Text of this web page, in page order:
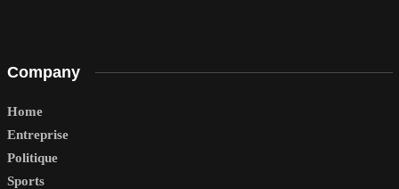
Company
Home
Entreprise
Politique
Sports